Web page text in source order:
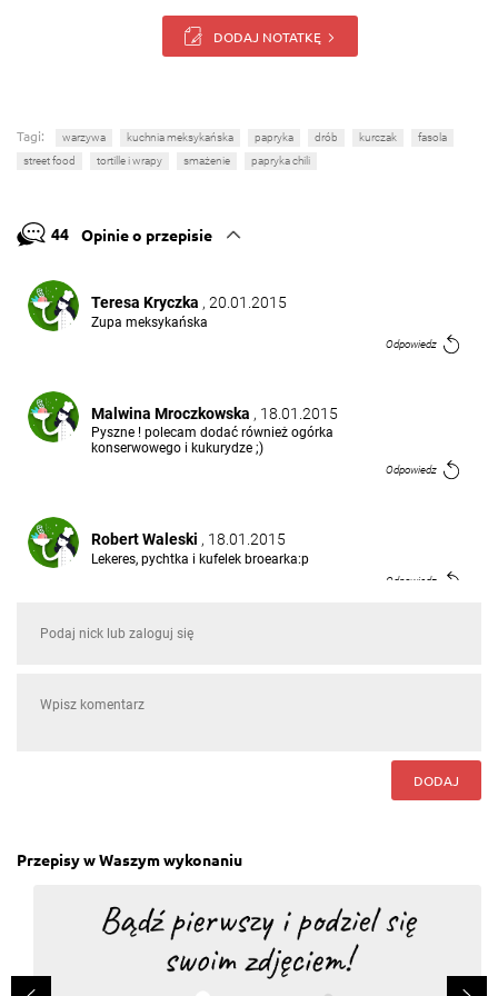
DODAJ NOTATKĘ
Tagi: warzywa kuchnia meksykańska papryka drób kurczak
fasola
street food
tortille i wrapy smażenie papryka chili
44 Opinie o przepisie
Teresa Kryczka , 20.01.2015
Zupa meksykańska
Odpowiedz
Malwina Mroczkowska , 18.01.2015
Pyszne ! polecam dodać również ogórka
konserwowego i kukurydze ;)
Odpowiedz
Robert Waleski , 18.01.2015
Lekeres, pychtka i kufelek broearka:p
Odpowiedz
Odpowiedz
Marek Mikrut, 17.01.2015
wadze
Odpowiedz
DODAJ
Przepisy w Waszym wykonaniu